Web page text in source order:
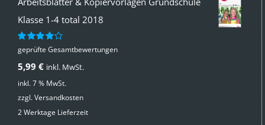
Klasse 1-4 total 2018
Bewertet
von 5
geprüfte Gesamtbewertungen
5,99 € inkl. MwSt.
inkl. 7 % MwSt.
zzgl.Versandkosten
2 Werktage Lieferzeit